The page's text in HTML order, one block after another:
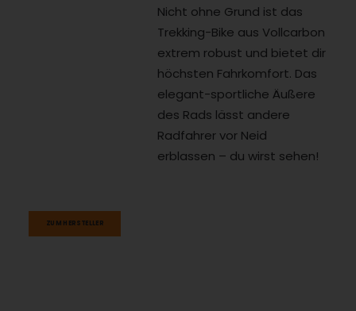
Nicht ohne Grund ist das
Trekking-Bike aus Vollcarbon
extrem robust und bietet dir
höchsten Fahrkomfort. Das
elegant-sportliche Äußere
des Rads lässt andere
Radfahrer vor Neid
erblassen – du wirst sehen!
ZUM HERSTELLER